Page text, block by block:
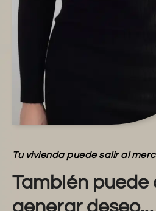
Tu vivienda puede salir al
También puede
generar deseo...